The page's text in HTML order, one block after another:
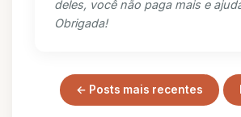
deles, você não paga mais e
Obrigada!
← Posts mais recentes